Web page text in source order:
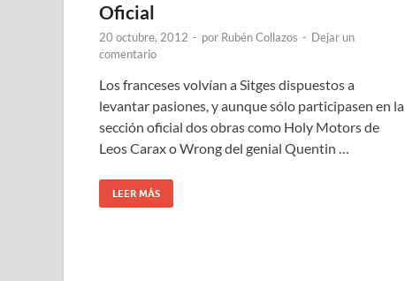
Oficial
20 octubre, 2012 - por Rubén Collazos - Dejar un
comentario
Los franceses volvían a Sitges dispuestos a
levantar pasiones, y aunque sólo participasen en la
sección oficial dos obras como Holy Motors de
Leos Carax o Wrong del genial Quentin …
LEER MÁS